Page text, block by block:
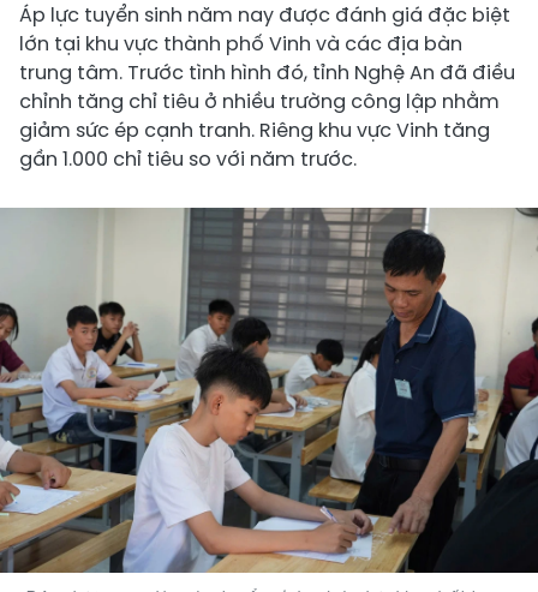
Áp lực tuyển sinh năm nay được đánh giá đặc biệt
lớn tại khu vực thành phố Vinh và các địa bàn
trung tâm. Trước tình hình đó, tỉnh Nghệ An đã điều
chỉnh tăng chỉ tiêu ở nhiều trường công lập nhằm
giảm sức ép cạnh tranh. Riêng khu vực Vinh tăng
gần 1.000 chỉ tiêu so với năm trước.